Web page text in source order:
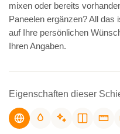
mixen oder bereits
Paneelen ergänzen? All das
auf Ihre persönlichen
Ihren Angaben.
Eigenschaften dieser